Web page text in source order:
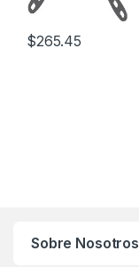
$265.45
Sobre Nosotros